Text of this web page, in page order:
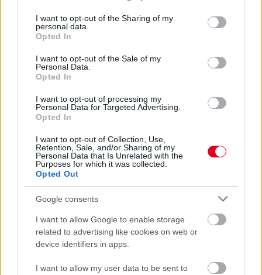
not limited to your visit or usage behaviour. You may click to
grant or deny consent to Google and its third-party tags to
use your data for below specified purposes in below Google
consent section.
I want to opt-out of the Sharing of my
personal data.
Opted In
I want to opt-out of the Sale of my
Personal Data.
Opted In
I want to opt-out of processing my
Personal Data for Targeted Advertising.
Opted In
I want to opt-out of Collection, Use,
Retention, Sale, and/or Sharing of my
Personal Data that Is Unrelated with the
Purposes for which it was collected.
Opted Out
Google consents
I want to allow Google to enable storage
related to advertising like cookies on web or
device identifiers in apps.
I want to allow my user data to be sent to
McLarennél, nem borítaná fel Verstappenért
1 napja
Megvan, mikor kezdődik az F1-es Bahreini Nagydíj
Malajziában